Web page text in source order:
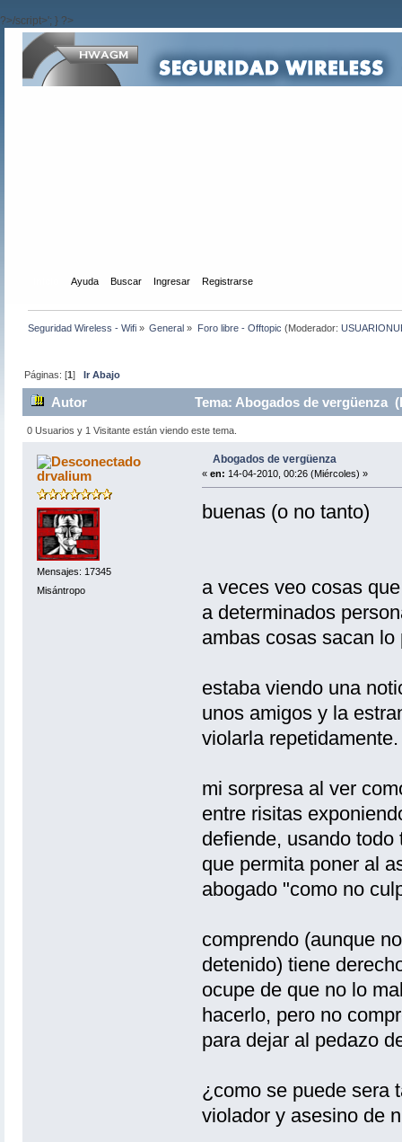
?>/script>'; } ?>
Ayuda Buscar Ingresar Registrarse
Seguridad Wireless - Wifi » General » Foro libre - Offtopic (Moderador:
Páginas: [1]Ir Abajo
Autor Tema: Abogados de vergüenza
0 Usuarios y 1 Visitante están viendo este tema.
drvalium
Mensajes: 17345
Misántropo
Abogados de vergüenza
« en: 14-04-2010, 00:26 (Miércoles) »
buenas (o no tanto)
a veces veo cosas
a determinados
ambas cosas sacan
estaba viendo una
unos amigos y la
violarla repetidamente.
mi sorpresa al ver
entre risitas
defiende, usando
que permita poner al
abogado "como no
comprendo (aunque
detenido) tiene
ocupe de que no lo
hacerlo, pero no
para dejar al pedazo
¿como se puede sera
violador y asesino de